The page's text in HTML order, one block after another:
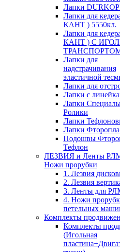
Лапки
Лапки для
КАНТ ) 5550кл.
Лапки для
КАНТ ) С
Лапки для
надстрачивания
эластичной
Лапки для
Лапки с
Лапки
Ролики
Лапки
Лапки
Подошвы
Тефлон
ЛЕЗВИЯ и Ленты
Ножи прорубки
1. Лезвия
2. Лезвия
3. Ленты для
4. Ножи
петельных
Комплекты
Комплекты
(Игольная